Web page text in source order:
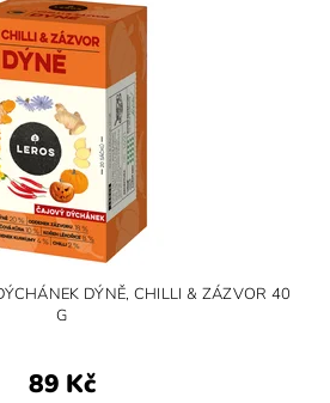
DÝNĚ, CHILLI & ZÁZVOR 40
G
89 Kč